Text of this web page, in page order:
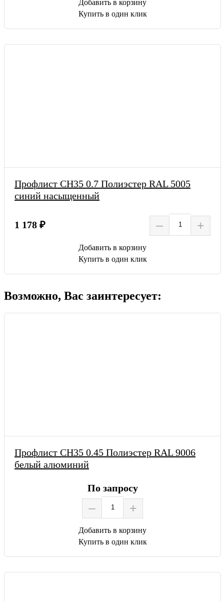
Добавить в корзину
Купить в один клик
Профлист СН35 0.7 Полиэстер RAL 5005
синий насыщенный
1 178 ₽ – +
Добавить в корзину
Купить в один клик
Возможно, Вас заинтересует:
Профлист СН35 0.45 Полиэстер RAL 9006
белый алюминий
По запросу
– +
Добавить в корзину
Купить в один клик